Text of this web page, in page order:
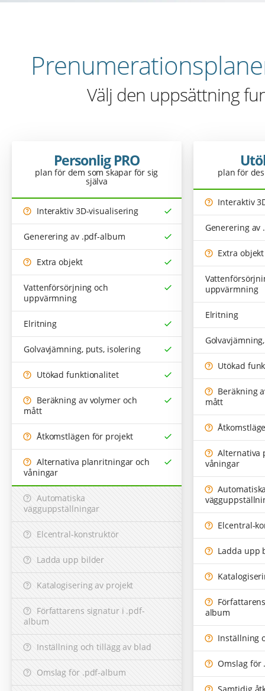
Välj den uppsättning
Personlig PRO
plan för dem som skapar för sig
själva
Interaktiv 3D-visualisering
Generering av .pdf-album
Extra objekt
Vattenförsörjning och
uppvärmning
Elritning
Golvavjämning, puts, isolering
Utökad funktionalitet
Beräkning av volymer och
mått
Åtkomstlägen för projekt
Alternativa planritningar och
våningar
Automatiska
vägguppställningar
Elcentral-konstruktör
Ladda upp bilder
Katalogisering av projekt
Författarens signatur i .pdf-
album
Inställning och tillägg av blad
Omslag för .pdf-album
plan för
Interaktiv
Generering av
Extra objekt
uppvärmning
Elritning
Utökad
Beräkning
mått
Alternativa
våningar
Elcentral-
Ladda upp
album
Inställning
Omslag för